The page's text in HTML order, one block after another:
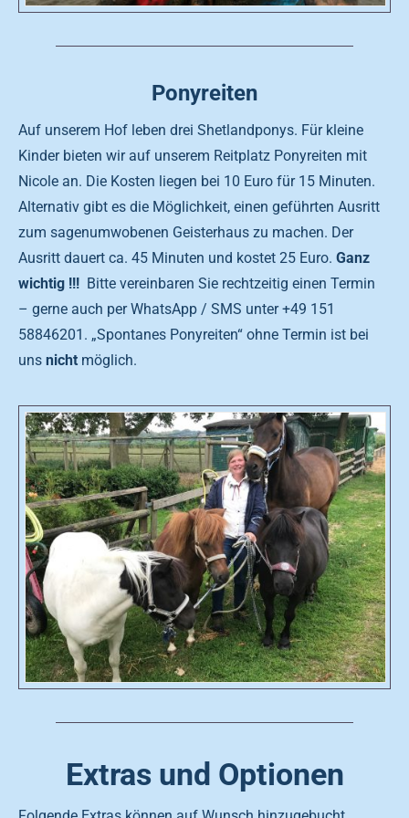
Ponyreiten
Auf unserem Hof leben drei Shetlandponys. Für kleine
Kinder bieten wir auf unserem Reitplatz Ponyreiten mit
Nicole an. Die Kosten liegen bei 10 Euro für 15 Minuten.
Alternativ gibt es die Möglichkeit, einen geführten Ausritt
zum sagenumwobenen Geisterhaus zu machen. Der
Ausritt dauert ca. 45 Minuten und kostet 25 Euro. Ganz
wichtig !!! Bitte vereinbaren Sie rechtzeitig einen Termin
– gerne auch per WhatsApp / SMS unter +49 151
58846201. „Spontanes Ponyreiten“ ohne Termin ist bei
uns nicht möglich.
Extras und Optionen